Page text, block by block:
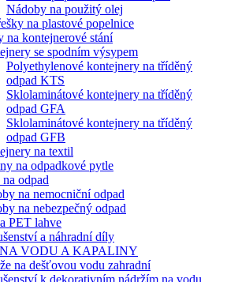
Nádoby na použitý olej
na plastové popelnice
na kontejnerové stání
se spodním výsypem
Polyethylenové kontejnery na tříděný
odpad KTS
Sklolaminátové kontejnery na tříděný
odpad GFA
Sklolaminátové kontejnery na tříděný
odpad GFB
na textil
na odpadkové pytle
odpad
na nemocniční odpad
na nebezpečný odpad
PET lahve
a náhradní díly
VODU A KAPALINY
na dešťovou vodu zahradní
k dekorativním nádržím na vodu